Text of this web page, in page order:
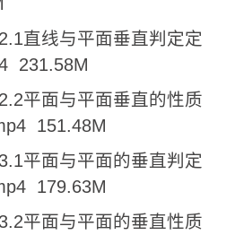
直线与平面垂直判定定
231.58M
平面与平面垂直的性质
151.48M
平面与平面的垂直判定
179.63M
平面与平面的垂直性质